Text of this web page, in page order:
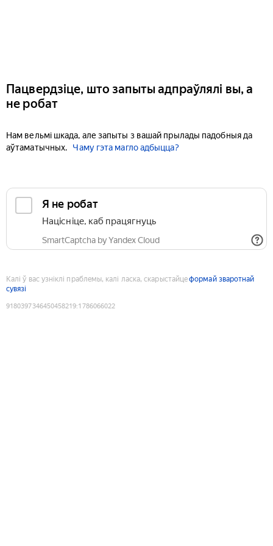
Пацвердзіце, што запыты адпраўлялі вы, а
не робат
Нам вельмі шкада, але запыты з вашай прылады падобныя да
аўтаматычных.
Чаму гэта магло адбыцца?
Я не робат
Націсніце, каб працягнуць
SmartCaptcha by Yandex Cloud
Калі ў вас узніклі праблемы, калі ласка, скарыстайцеформай зваротнай
сувязі
9180397346450458219:1786066022